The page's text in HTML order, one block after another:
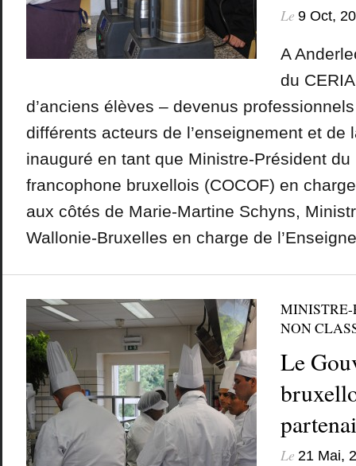
Le 9 Oct,
A
du
d’anciens élèves – devenus
différents acteurs de l’enseignement et de
inauguré en tant que Ministre-Président du
francophone bruxellois (COCOF) en
aux côtés de Marie-Martine Schyns,
Wallonie-Bruxelles en charge de
MINISTRE-
NON
Le
Le 21 Mai,